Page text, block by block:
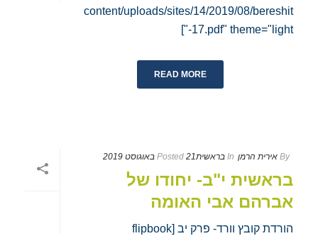
content/uploads/sites/14/2019/08/bereshit
-17.pdf" theme="light"]
READ MORE
By אירית הרמן In בראשית Posted 21 באוגוסט 2019
בראשית י"ב- יחודו של
אברהם אבי האומה
הורדת קובץ וורד- פרק יב [flipbook